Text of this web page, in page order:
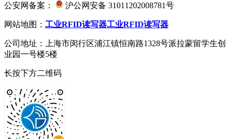
公安网备案： 沪公网安备 31011202008781号
网站地图： 工业RFID读写器工业RFID读写器
公司地址：上海市闵行区浦江镇恒南路1328号派拉蒙留学生创
业园一号楼5楼
长按下方二维码